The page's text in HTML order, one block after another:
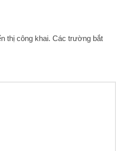
thị công khai. Các trường bắt